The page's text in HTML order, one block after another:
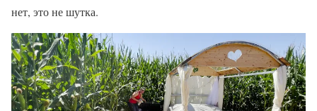
нет, это не шутка.